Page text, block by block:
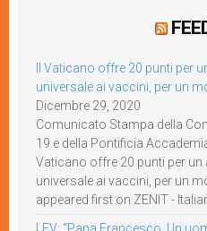
Il Vaticano offre 20 punti per
universale ai vaccini, per un
Dicembre 29, 2020
Comunicato Stampa della
19 e della Pontificia
Vaticano offre 20 punti per
universale ai vaccini, per un
appeared first on ZENIT -